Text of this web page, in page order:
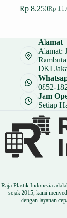
Rp
Harga
Rp
Rp 8.250Harga
adalah:
Rp
Alamat
Alamat:
DKI
0852-
Jam
Setiap
Raja Plastik Indonesia
sejak 2015, kami
dengan layanan